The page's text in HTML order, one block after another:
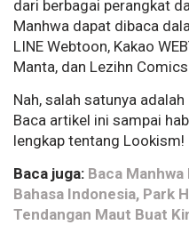
dari berbagai perangkat
Manhwa dapat dibaca
LINE Webtoon, Kakao
Manta, dan Lezihn
Nah, salah satunya
Baca artikel ini sampai
lengkap tentang Lookism!
Baca juga: Baca
Bahasa Indonesia, Park
Tendangan Maut Buat